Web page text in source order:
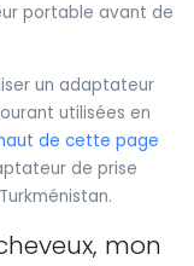
portable avant de
un adaptateur
utilisées en
de cette page
de prise
mon